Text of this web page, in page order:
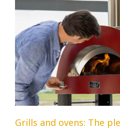
Grills and ovens: The